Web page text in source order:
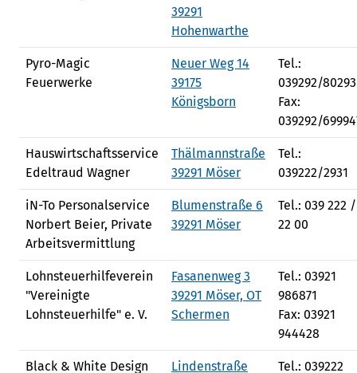
39291
Hohenwarthe
Pyro-Magic
Feuerwerke
Neuer Weg 14
39175
Königsborn
Tel.:
039292/80293
Fax:
039292/
Hauswirtschaftsservice
Edeltraud Wagner
Thälmannstraße
39291 Möser
Tel.:
039222/2931
iN-To Personalservice
Norbert Beier, Private
Arbeitsvermittlung
Blumenstraße 6
39291 Möser
Tel.: 039 222 /
22 00
Lohnsteuerhilfeverein
"Vereinigte
Lohnsteuerhilfe" e. V.
Fasanenweg 3
39291 Möser, OT
Schermen
Tel.: 03921
986871
Fax: 03921
944428
Black & White Design
Lindenstraße
Tel.: 039222